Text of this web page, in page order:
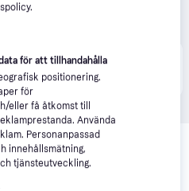
som valt att inte
produkter som kanske skulle
för att tillhandahålla
positionering.
för
eller få åtkomst till
Använda
Personanpassad
innehållsmätning,
tjänsteutveckling.